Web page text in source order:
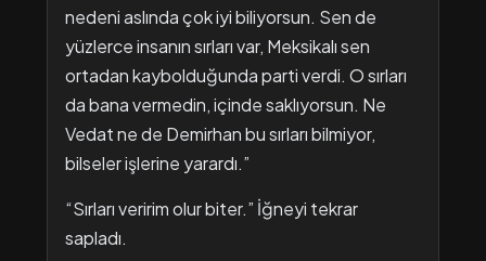
nedeni aslında çok iyi biliyorsun. Sen de
yüzlerce insanın sırları var, Meksikalı sen
ortadan kaybolduğunda parti verdi. O sırları
da bana vermedin, içinde saklıyorsun. Ne
Vedat ne de Demirhan bu sırları bilmiyor,
bilseler işlerine yarardı.”
“Sırları veririm olur biter.” İğneyi tekrar
sapladı.